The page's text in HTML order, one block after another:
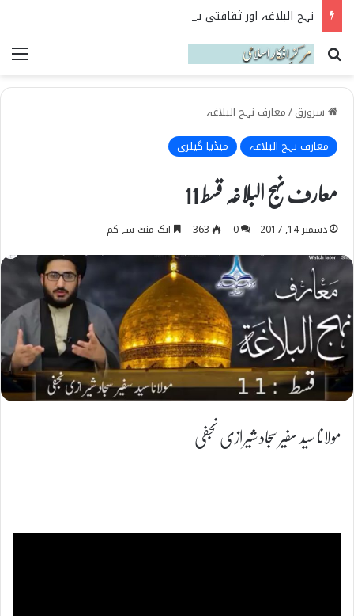
نہج البلاغہ اور ثقافتی یلغار کا مقابلہ
Search for
سرورق/معارف نہج البلاغہ
معارف نہج البلاغہ
میڈیا گیلری
معارف نہج البلاغہ قسط 11
دسمبر 14, 2017 0
363 ایک منٹ سے کم
مولانا سید سفیر سجاد شیرازی نجفی